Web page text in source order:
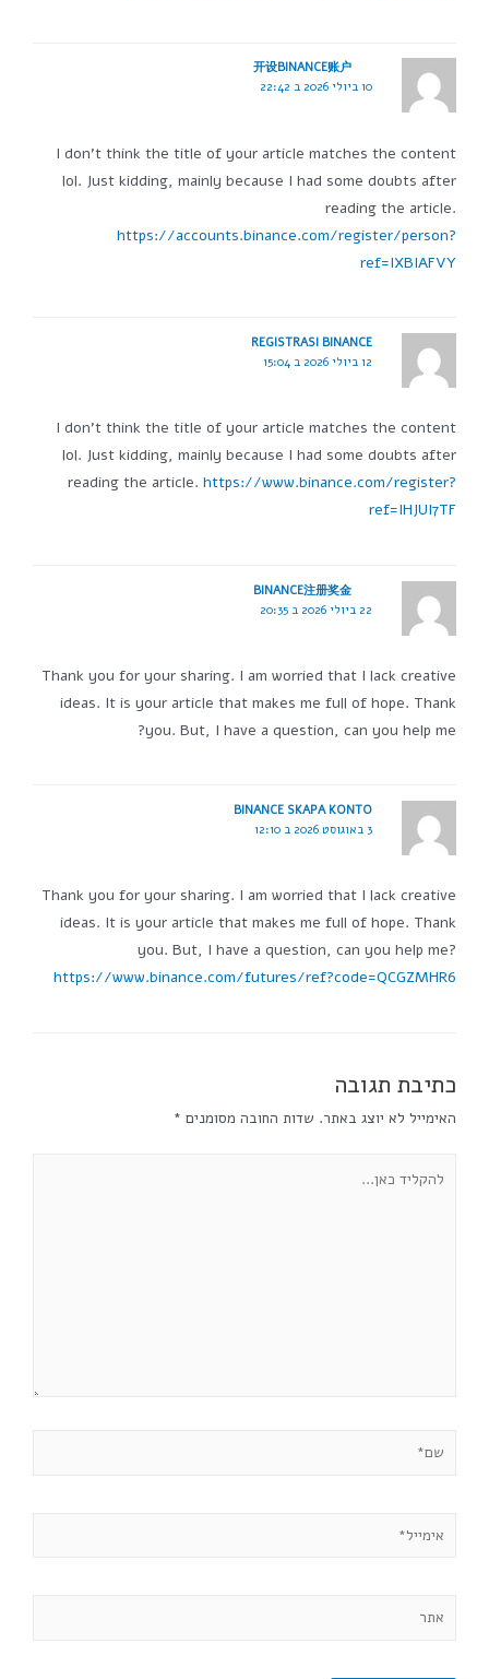
开设BINANCE账户
10 ביולי 2026 ב 22:42
I don't think the title of your article matches the content
lol. Just kidding, mainly because I had some doubts after
reading the article.
https://accounts.binance.com/register/person?
ref=IXBIAFVY
REGISTRASI BINANCE
12 ביולי 2026 ב 15:04
I don't think the title of your article matches the content
lol. Just kidding, mainly because I had some doubts after
reading the article. https://www.binance.com/register?
ref=IHJUI7TF
BINANCE注册奖金
22 ביולי 2026 ב 20:35
Thank you for your sharing. I am worried that I lack creative
ideas. It is your article that makes me full of hope. Thank
you. But, I have a question, can you help me?
BINANCE SKAPA KONTO
3 באוגוסט 2026 ב 12:10
Thank you for your sharing. I am worried that I lack creative
ideas. It is your article that makes me full of hope. Thank
you. But, I have a question, can you help me?
https://www.binance.com/futures/ref?code=QCGZMHR6
כתיבת תגובה
האימייל לא יוצג באתר. שדות החובה מסומנים *